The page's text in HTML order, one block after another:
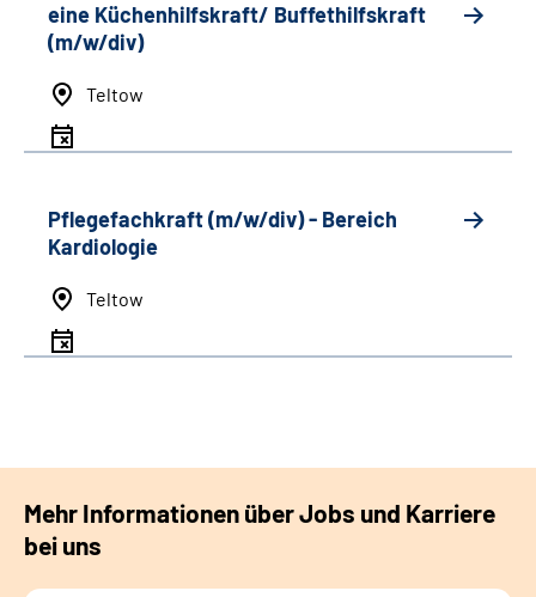
eine Küchenhilfskraft/ Buffethilfskraft
(m/w/div)
Teltow
Pflegefachkraft (m/w/div) - Bereich
Kardiologie
Teltow
Mehr Informationen über Jobs und Karriere
bei uns